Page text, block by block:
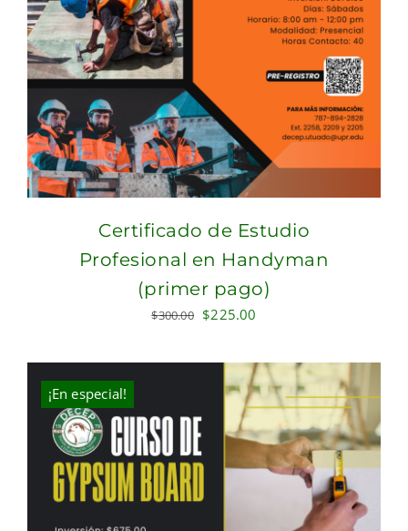
Certificado de Estudio
Profesional en Handyman
(primer pago)
$300.00 Original
was:
$300.00.
$225.00
is:
$225.00.
¡En especial!